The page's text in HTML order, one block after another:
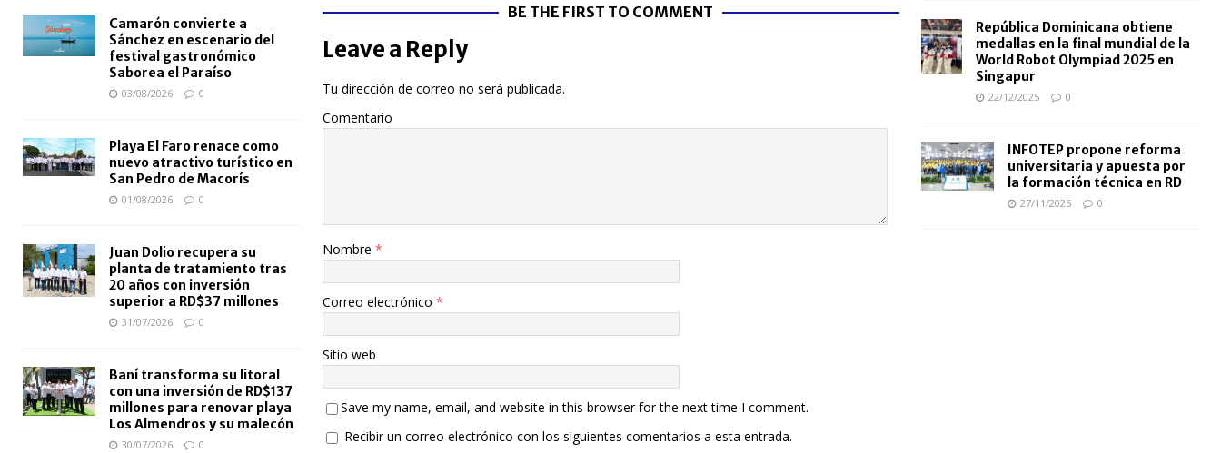
BE THE FIRST TO COMMENT
Leave a Reply
Tu dirección de correo no será publicada.
Comentario
Nombre *
Correo electrónico *
Sitio web
Save my name, email, and website in this browser for the next time I comment.
Recibir un correo electrónico con los siguientes comentarios a esta entrada.
Camarón convierte a
Sánchez en escenario del
festival gastronómico
Saborea el Paraíso
03/08/2026 0
Playa El Faro renace como
nuevo atractivo turístico en
San Pedro de Macorís
01/08/2026 0
Juan Dolio recupera su
planta de tratamiento tras
20 años con inversión
superior a RD$37 millones
31/07/2026 0
Baní transforma su litoral
con una inversión de RD$137
millones para renovar playa
Los Almendros y su malecón
30/07/2026 0
República Dominicana obtiene
medallas en la final mundial de la
World Robot Olympiad 2025 en
Singapur
22/12/2025 0
INFOTEP propone reforma
universitaria y apuesta por
la formación técnica en RD
27/11/2025 0